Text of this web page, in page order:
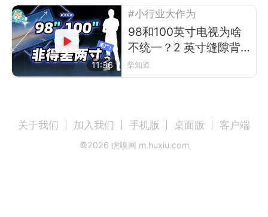
11:36
#小行业大作为
98和100英寸电视为啥
不统一？2 英寸缝隙背
后的行业故事
柴知道
关于我们 加入我们 手机版 桌面版 客户端
©2026 虎嗅网 m.huxiu.com